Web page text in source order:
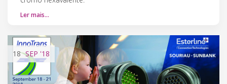
Ler mais…
18 SEP '18